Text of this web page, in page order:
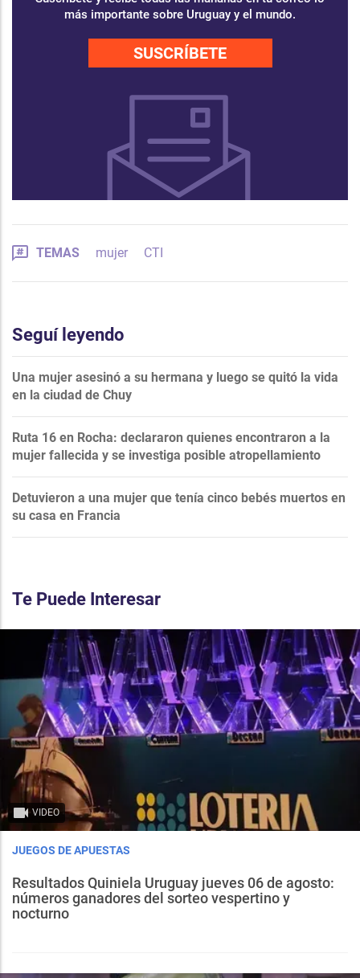
más importante sobre Uruguay y el mundo.
SUSCRÍBETE
TEMAS mujer CTI
Seguí leyendo
Una mujer asesinó a su hermana y luego se quitó la vida
en la ciudad de Chuy
Ruta 16 en Rocha: declararon quienes encontraron a la
mujer fallecida y se investiga posible atropellamiento
Detuvieron a una mujer que tenía cinco bebés muertos en
su casa en Francia
Te Puede Interesar
VIDEO
JUEGOS DE APUESTAS
Resultados Quiniela Uruguay jueves 06 de agosto:
números ganadores del sorteo vespertino y
nocturno